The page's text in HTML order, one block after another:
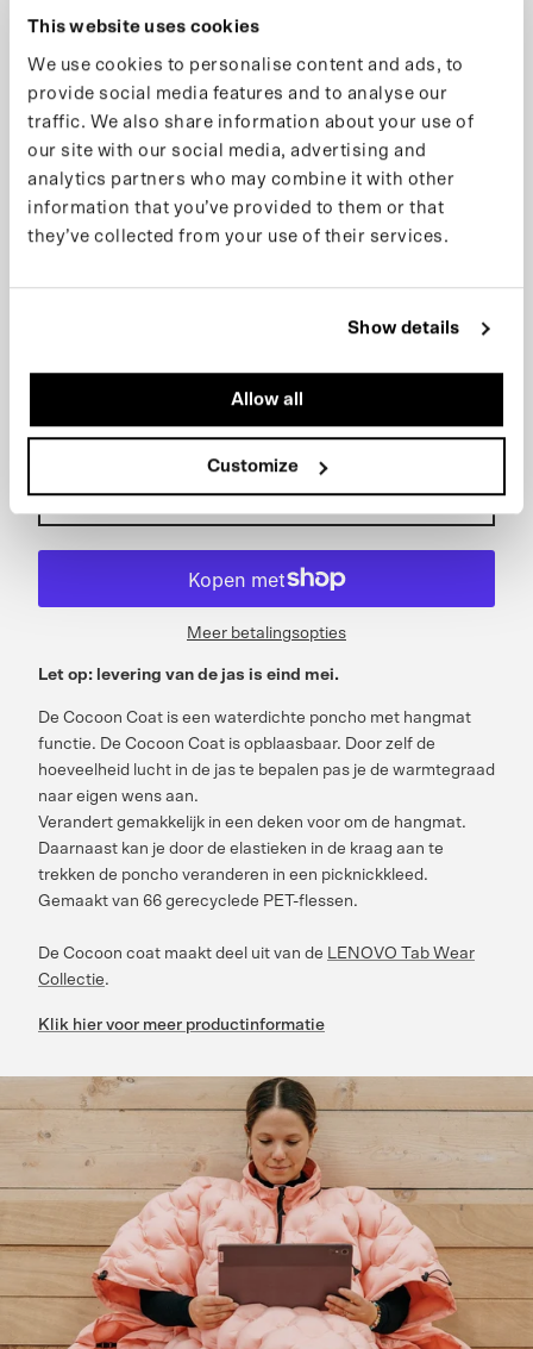
This website uses cookies
We use cookies to personalise content and ads, to
provide social media features and to analyse our
traffic. We also share information about your use of
our site with our social media, advertising and
analytics partners who may combine it with other
information that you’ve provided to them or that
they’ve collected from your use of their services.
Show details
Allow all
Customize
(991) COCOON COAT
€499,00 EUR
Aantal
Toevoegen aan winkelmand
Meer betalingsopties
Let op: levering van de jas is eind mei.
De Cocoon Coat is een waterdichte poncho met hangmat
functie. De Cocoon Coat is opblaasbaar. Door zelf de
hoeveelheid lucht in de jas te bepalen pas je de warmtegraad
naar eigen wens aan.
Verandert gemakkelijk in een deken voor om de hangmat.
Daarnaast kan je door de elastieken in de kraag aan te
trekken de poncho veranderen in een picknickkleed.
Gemaakt van 66 gerecyclede PET-flessen.
De Cocoon coat maakt deel uit van de LENOVO Tab Wear
Collectie.
Klik hier voor meer productinformatie